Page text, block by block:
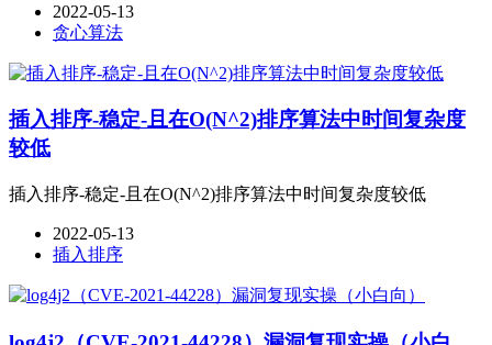
2022-05-13
贪心算法
插入排序-稳定-且在O(N^2)排序算法中时间复杂度
较低
插入排序-稳定-且在O(N^2)排序算法中时间复杂度较低
2022-05-13
插入排序